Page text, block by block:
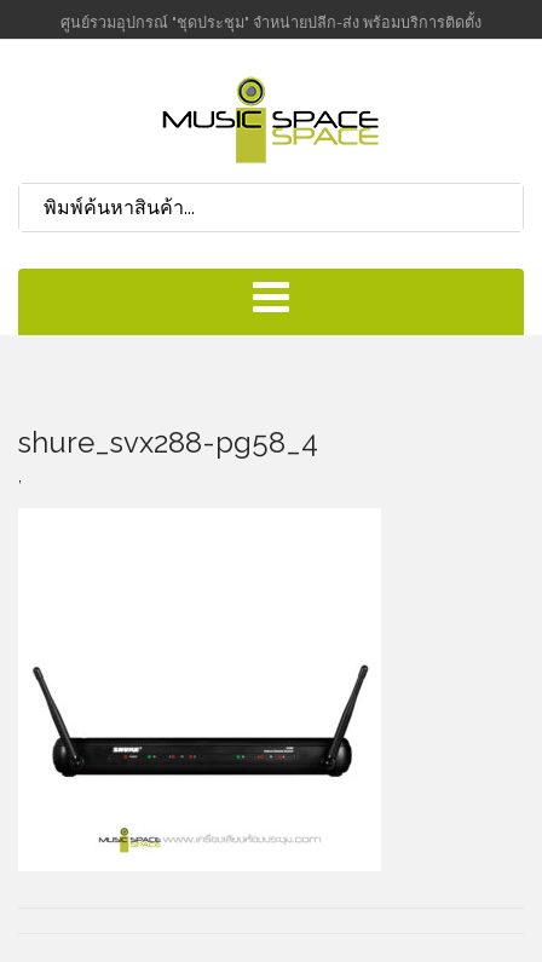
ศูนย์รวมอุปกรณ์ "ชุดประชุม" จำหน่ายปลีก-ส่ง พร้อมบริการติดตั้ง
shure_svx288-pg58_4